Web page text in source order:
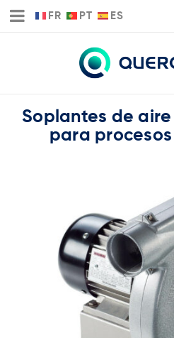
FR PT ES
Soplantes de
para